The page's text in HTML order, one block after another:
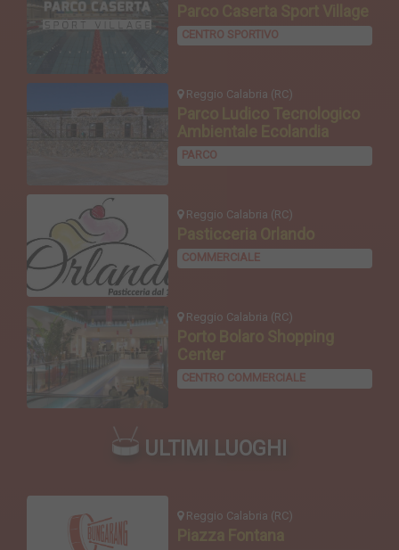
CENTRO SPORTIVO
Reggio Calabria (RC)
PARCO
Reggio Calabria (RC)
COMMERCIALE
Reggio Calabria (RC)
CENTRO COMMERCIALE
ULTIMI LUOGHI
Reggio Calabria (RC)